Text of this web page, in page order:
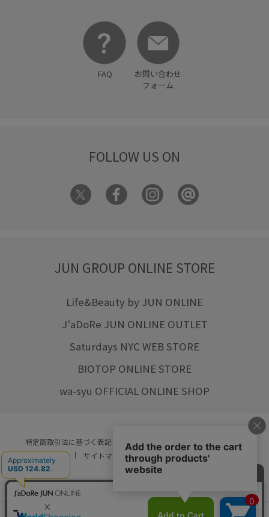
FAQ
お問い合わせ
フォーム
FOLLOW US ON
JUN GROUP ONLINE STORE
Life&Beauty by JUN ONLINE
J'aDoRe JUN ONLINE OUTLET
Saturdays NYC WEB STORE
BIOTOP ONLINE STORE
wa-syu OFFICIAL ONLINE SHOP
特定商取引法に基づく表記 プライバシーポリシー
会社概要
ご利用規約
サイトマップ リクルート ご利用ガイド
© JUN CO.,LTD. ALL RIGHTS RESERVED.